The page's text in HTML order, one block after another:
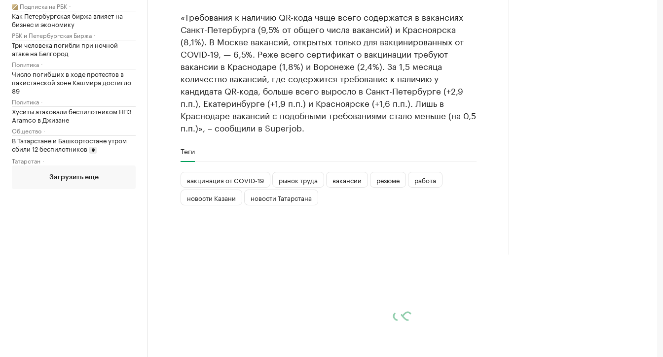
Подписка на РБК
Как Петербургская биржа влияет на
бизнес и экономику
РБК и Петербургская Биржа
Три человека погибли при ночной
атаке на Белгород
Политика
Число погибших в ходе протестов в
пакистанской зоне Кашмира достигло
89
Политика
Хуситы атаковали беспилотником НПЗ
Aramco в Джизане
Общество
В Татарстане и Башкортостане утром
сбили 12 беспилотников
Татарстан
Загрузить еще
«Требования к наличию QR-кода чаще всего содержатся в вакансиях
Санкт-Петербурга (9,5% от общего числа вакансий) и Красноярска
(8,1%). В Москве вакансий, открытых только для вакцинированных от
COVID-19, — 6,5%. Реже всего сертификат о вакцинации требуют
вакансии в Краснодаре (1,8%) и Воронеже (2,4%). За 1,5 месяца
количество вакансий, где содержится требование к наличию у
кандидата QR-кода, больше всего выросло в Санкт-Петербурге (+2,9
п.п.), Екатеринбурге (+1,9 п.п.) и Красноярске (+1,6 п.п.). Лишь в
Краснодаре вакансий с подобными требованиями стало меньше (на 0,5
п.п.)», – сообщили в Superjob.
Теги
вакцинация от COVID-19 рынок труда вакансии резюме
работа
новости Казани
новости Татарстана